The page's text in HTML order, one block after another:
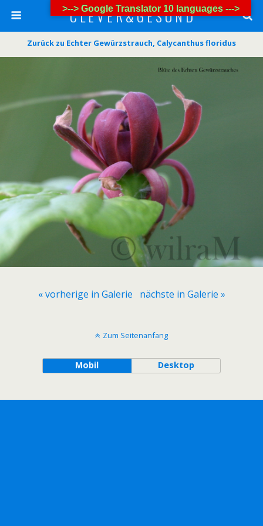
C L E V E R & G E S U N D
Zurück zu Echter Gewürzstrauch, Calycanthus floridus
« vorherige in Galerie nächste in Galerie »
Zum Seitenanfang
Mobil Desktop
>--> Google Translator 10 languages --->